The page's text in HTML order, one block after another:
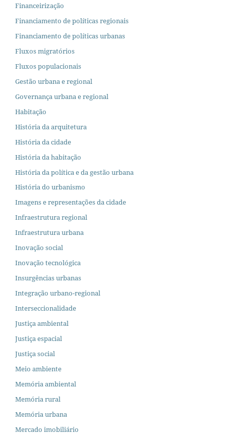
Financeirização
Financiamento de políticas regionais
Financiamento de políticas urbanas
Fluxos migratórios
Fluxos populacionais
Gestão urbana e regional
Governança urbana e regional
Habitação
História da arquitetura
História da cidade
História da habitação
História da política e da gestão urbana
História do urbanismo
Imagens e representações da cidade
Infraestrutura regional
Infraestrutura urbana
Inovação social
Inovação tecnológica
Insurgências urbanas
Integração urbano-regional
Interseccionalidade
Justiça ambiental
Justiça espacial
Justiça social
Meio ambiente
Memória ambiental
Memória rural
Memória urbana
Mercado imobiliário